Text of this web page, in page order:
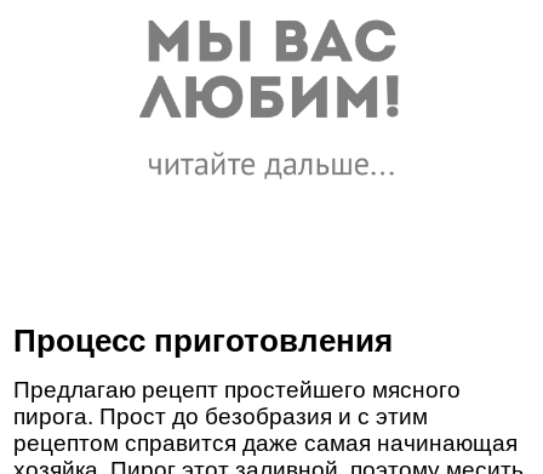
Процесс приготовления
Предлагаю рецепт простейшего мясного
пирога. Прост до безобразия и с этим
рецептом справится даже самая начинающая